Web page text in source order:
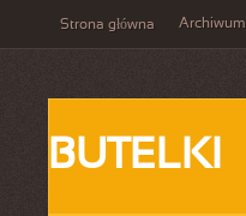
Strona główna Archiwum
BUTELKI